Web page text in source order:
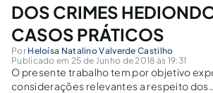
DOS CRIMES
CASOS PRÁTICOS
Por Heloísa Natalino Valverde Castilho
Publicado em 25 de Junho de 2018 às 19:31
O presente trabalho tem por objetivo
considerações relevantes a respeito dos